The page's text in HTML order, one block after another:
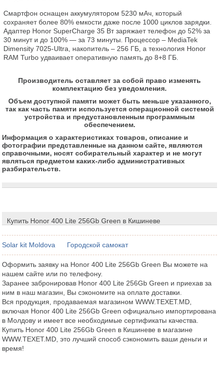
Смартфон оснащен аккумулятором 5230 мАч, который
сохраняет более 80% емкости даже после 1000 циклов зарядки.
Адаптер Honor SuperCharge 35 Вт заряжает телефон до 52% за
30 минут и до 100% — за 73 минуты. Процессор – MediaTek
Dimensity 7025-Ultra, накопитель – 256 ГБ, а технология Honor
RAM Turbo удваивает оперативную память до 8+8 ГБ.
Производитель оставляет за собой право изменять
комплектацию без уведомления.
Объем доступной памяти может быть меньше указанного,
так как часть памяти используется операционной системой
устройства и предустановленным программным
обеспечением.
Информация о характеристиках товаров, описание и
фотографии представленные на данном сайте, являются
справочными, носят собирательный характер и не могут
являться предметом каких-либо административных
разбирательств.
Купить Honor 400 Lite 256Gb Green в Кишиневе
Solar kit Moldova Городской самокат
Оформить заявку на Honor 400 Lite 256Gb Green Вы можете на
нашем сайте или по телефону.
Заранее забронировав Honor 400 Lite 256Gb Green и приехав за
ним в наш магазин, Вы сэкономите на оплате доставки.
Вся продукция, продаваемая магазином WWW.TEXET.MD,
включая Honor 400 Lite 256Gb Green официально импортирована
в Молдову и имеет все необходимые сертификаты качества.
Купить Honor 400 Lite 256Gb Green в Кишиневе в магазине
WWW.TEXET.MD, это лучший способ сэкономить ваши деньги и
время!